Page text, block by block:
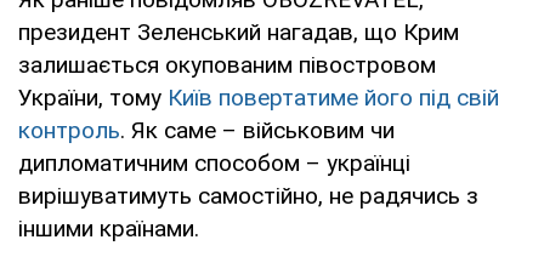
президент Зеленський нагадав, що Крим
залишається окупованим півостровом
України, тому Київ повертатиме його під свій
контроль. Як саме – військовим чи
дипломатичним способом – українці
вирішуватимуть самостійно, не радячись з
іншими країнами.